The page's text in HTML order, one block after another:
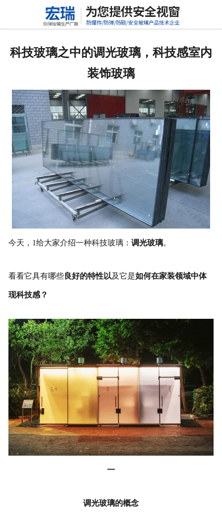
网站首页
新闻动态
行业标准
联系我们
高铝硅玻璃
科技玻璃之中的调光玻璃，科技感室内
装饰玻璃
今天，1给大家介绍一种科技玻璃： 调光玻璃。
看看它具有哪些良好的特性以及它是如何在家装领域中体
现科技感？
一
调光玻璃的概念